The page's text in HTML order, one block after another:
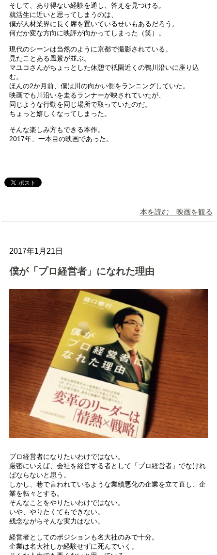
そして、あり得ない経験を通し、答えを見つける。
就活生に近いと思ってしまうのは、
僕が人材業界に長く席を置いているせいもあるだろう。
何だか変な方向に映評が向かってしまった（笑）。
現代のシーンは当然のように京都で撮影されている。
見たことある風景が並ぶ。
マユコさんがちょっとした休憩で祇園近くの鴨川沿いに座り込
む。
ほんの2か月前、僕は川の向かい側をランニングしていた。
映画でも川沿いを走るランナーが映されていたが、
同じような行動を同じ場所で取っていたのだ。
ちょっと嬉しくなってしまった。
そんな楽しみ方もできる本作。
2017年、一本目の映画であった。
本を読む 映画を観る
2017年1月21日
僕が「プロ経営者」になれた理由
プロ経営者になりたいわけではない。
厳密にいえば、会社を経営する者として「プロ経営者」でなけれ
ばならないと思う。
しかし、巷で言われているような業績悪化の企業を立て直し、企
業を転々とする。
そんなことをやりたいわけではない。
いや、やりたくてもできない。
残念ながらそんな実力はない。
経営者としてのポジションも名大社のみで十分。
企業は名大社しか経験せずに死んでいく。